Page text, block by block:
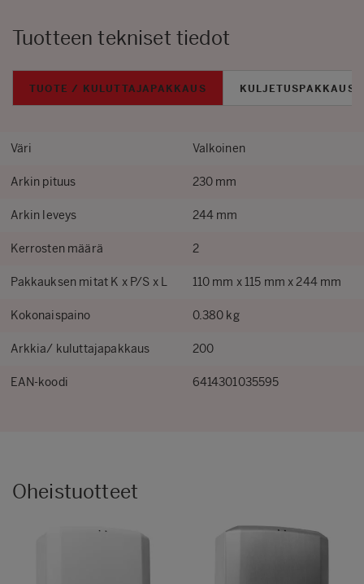
Tuotteen tekniset tiedot
TUOTE / KULUTTAJAPAKKAUS KULJETUSPAKKAUS
Väri Valkoinen
Arkin pituus 230 mm
Arkin leveys 244 mm
Kerrosten määrä 2
Pakkauksen mitat K x P/S x L 110 mm x 115 mm x 244 mm
Kokonaispaino 0.380 kg
Arkkia/ kuluttajapakkaus 200
EAN-koodi 6414301035595
Oheistuotteet